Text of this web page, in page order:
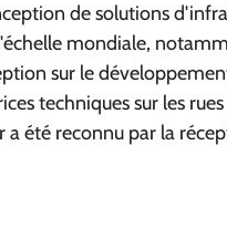
de solutions
mondiale,
sur le
techniques sur les
été reconnu par la